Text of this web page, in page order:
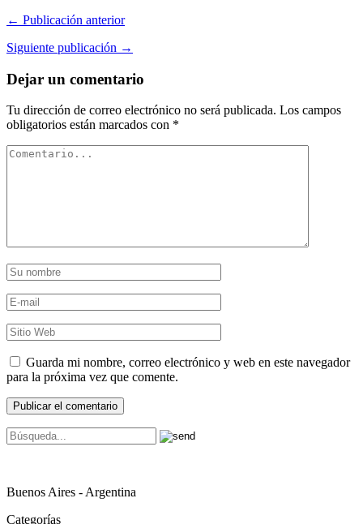
← Publicación anterior
Siguiente publicación →
Dejar un comentario
Tu dirección de correo electrónico no será publicada. Los campos
obligatorios están marcados con *
Guarda mi nombre, correo electrónico y web en este navegador
para la próxima vez que comente.
Buenos Aires - Argentina
Categorías